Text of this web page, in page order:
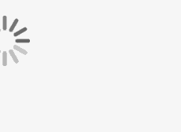
perfect op zijn plek blijft zitten.